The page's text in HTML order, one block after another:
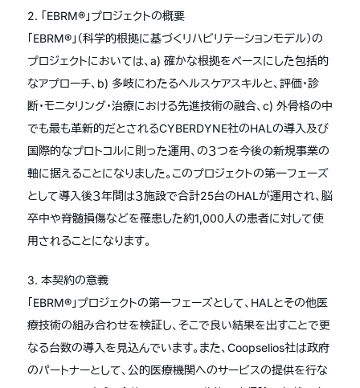
2. 「EBRM®」プロジェクトの概要
「EBRM®」（科学的根拠に基づくリハビリテーションモデル）の
プロジェクトにおいては、a) 確かな根拠をベースにした包括的
なアプローチ、b) 多岐にわたるヘルスケアスキルと、評価・診
断・モニタリング・治療における先進技術の融合、c) 外骨格の中
でも最も革新的だとされるCYBERDYNE社のHALの導入及び
国際的なプロトコルに則った運用、の３つを今後の新規事業の
軸に据えることになりました。このプロジェクトの第一フェーズ
として導入後３年間は３施設で合計25台のHALが運用され、脳
卒中や脊髄損傷などを罹患した約1,000人の患者に対して使
用されることになります。
3. 本契約の意義
「EBRM®」プロジェクトの第一フェーズとして、HALとその他医
療技術の組み合わせを検証し、そこで良い結果を出すことで更
なる台数の導入を見込んでいます。また、Coopselios社は政府
のパートナーとして、公的医療機関へのサービスの提供を行な